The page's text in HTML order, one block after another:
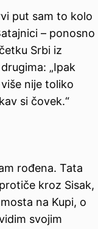
put sam to kolo
– ponosno
Srbi iz
„Ipak
nije toliko
si čovek.“
rođena. Tata
kroz Sisak,
na Kupi, o
svojim